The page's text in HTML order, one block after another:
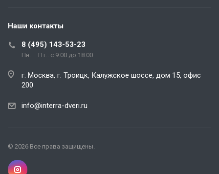
Наши контакты
8 (495) 143-53-23
Пн. – Пт.: с 9:00 до 18:00
г. Москва, г. Троицк, Калужское шоссе, дом 15, офис
200
info@interra-dveri.ru
© 2026 Все права защищены.